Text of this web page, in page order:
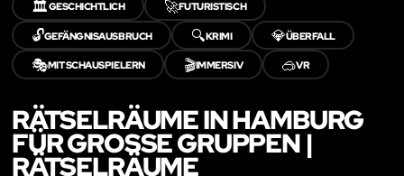
🏛️GESCHICHTLICH 🚀FUTURISTISCH
🔓GEFÄNGNISAUSBRUCH 🔍KRIMI 💎ÜBERFALL
🎭MIT SCHAUSPIELERN 🎬IMMERSIV 🥽VR
RÄTSELRÄUME IN HAMBURG
FÜR GROSSE GRUPPEN | R
ÄTSELRÄUME